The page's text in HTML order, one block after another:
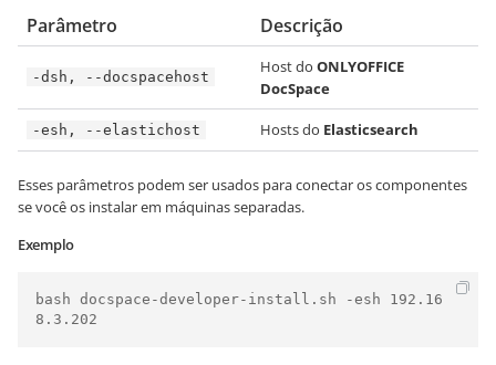
Parâmetro Descrição
-dsh, --docspacehost
Host do ONLYOFFICE
DocSpace
-esh, --elastichost Hosts do Elasticsearch
Esses parâmetros podem ser usados para conectar os componentes
se você os instalar em máquinas separadas.
Exemplo
bash docspace-developer-install.sh -esh 192.16
8.3.202